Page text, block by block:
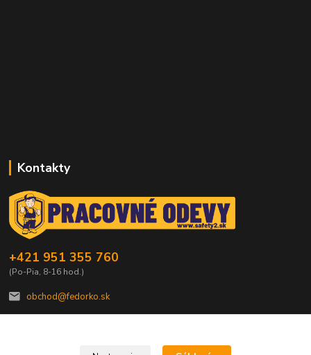
Kontakty
+421 951 355 760
(Po-Pia, 8-16 hod.)
obchod@fedorko.sk